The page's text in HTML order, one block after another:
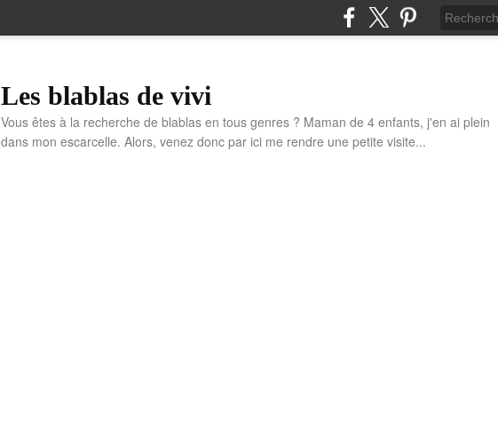
Les blablas de vivi
Vous êtes à la recherche de blablas en tous genres ? Maman de 4 enfants, j'en ai plein
dans mon escarcelle. Alors, venez donc par ici me rendre une petite visite...